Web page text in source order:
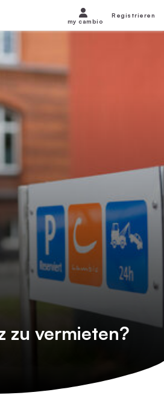
zu vermieten?
my cambio
Registrieren